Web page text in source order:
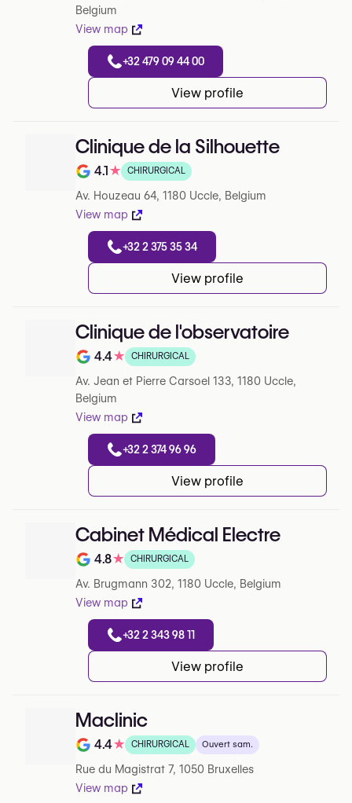
Belgium
View map
+32 479 09 44 00
View profile
Clinique de la Silhouette
Note de 4.1 sur 5 sur Google
4.1★ CHIRURGICAL
Av. Houzeau 64, 1180 Uccle, Belgium
View map
+32 2 375 35 34
View profile
Clinique de l'observatoire
Note de 4.4 sur 5 sur Google
4.4★ CHIRURGICAL
Av. Jean et Pierre Carsoel 133, 1180 Uccle,
Belgium
View map
+32 2 374 96 96
View profile
Cabinet Médical Electre
Note de 4.8 sur 5 sur Google
4.8★ CHIRURGICAL
Av. Brugmann 302, 1180 Uccle, Belgium
View map
+32 2 343 98 11
View profile
Maclinic
Note de 4.4 sur 5 sur Google
4.4★ CHIRURGICAL Ouvert sam.
Rue du Magistrat 7, 1050 Bruxelles
View map